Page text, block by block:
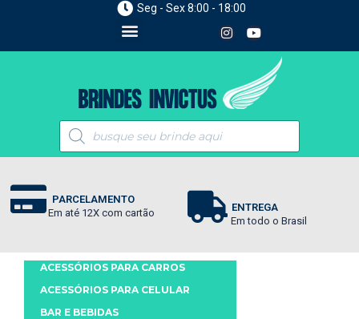
Seg - Sex 8:00 - 18:00
PARCELAMENTO
Em até 12X com cartão
ENTREGA
Em todo o Brasil
ACESSÓRIOS PARA CARROS
ACESSÓRIOS PARA CELULAR
BAR E BEBIDAS